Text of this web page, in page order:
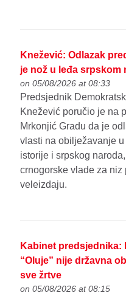
Knežević: Odlazak
je nož u leđa srpskom
on 05/08/2026 at 08:33
Predsjednik
Knežević poručio je na
Mrkonjić Gradu da je
vlasti na obilježavanje
istorije i srpskog
crnogorske vlade za
veleizdaju.
Kabinet
“Oluje” nije državna
sve žrtve
on 05/08/2026 at 08:15